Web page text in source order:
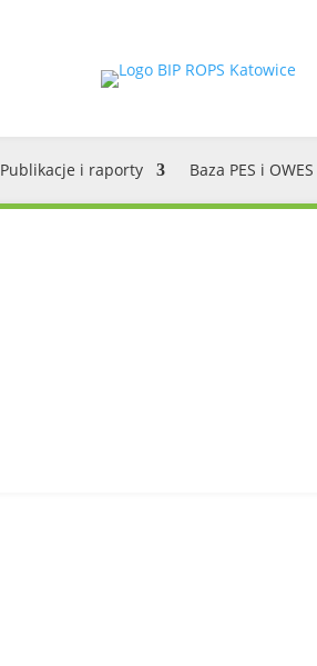
Publikacje i raporty Baza PES i OWES